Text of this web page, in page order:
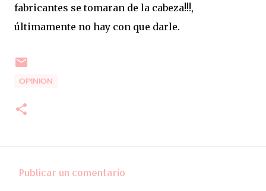
fabricantes se tomaran de la cabeza!!!,
últimamente no hay con que darle.
OPINION
Publicar un comentario